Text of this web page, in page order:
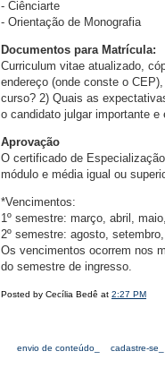
- Ciênciarte
- Orientação de Monografia
Documentos para Matrícula:
Curriculum vitae atualizado,
endereço (onde conste o
curso? 2) Quais as
o candidato julgar importante
Aprovação
O certificado de
módulo e média igual ou
*Vencimentos:
1º semestre: março, abril,
2º semestre: agosto,
Os vencimentos ocorrem nos
do semestre de ingresso.
Posted by Cecília Bedê at 2:27 PM
envio de conteúdo_ cadastre-se_